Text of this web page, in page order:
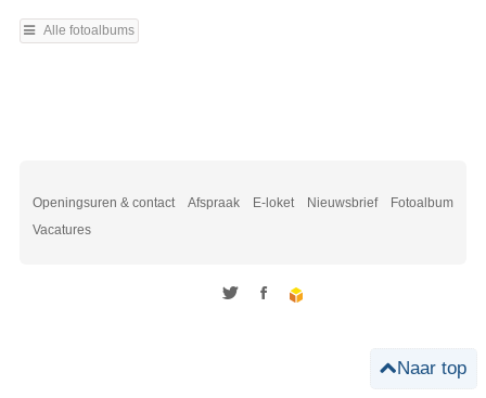
Openingsuren & contact Afspraak E-loket Nieuwsbrief
Fotoalbum
Vacatures
Alle fotoalbums
Naar top